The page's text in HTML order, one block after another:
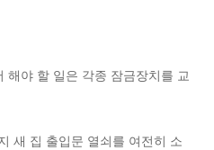
해야 할 일은 각종 잠금장치를 교
새 집 출입문 열쇠를 여전히 소